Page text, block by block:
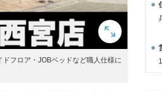
フロア・JOBベッドなど職人仕様に